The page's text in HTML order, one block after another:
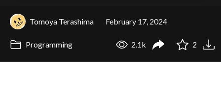
Tomoya Terashima February 17, 2024
Programming 2.1k 2